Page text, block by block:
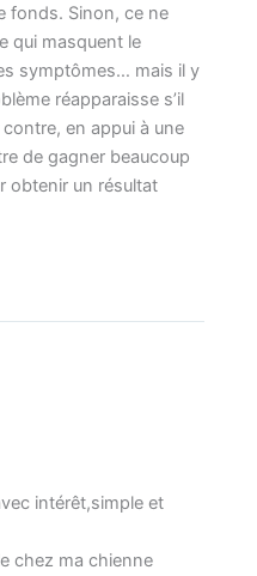
fonds. Sinon, ce ne
qui masquent le
symptômes… mais il y
réapparaisse s’il
contre, en appui à une
de gagner beaucoup
obtenir un résultat
intérêt,simple et
chez ma chienne